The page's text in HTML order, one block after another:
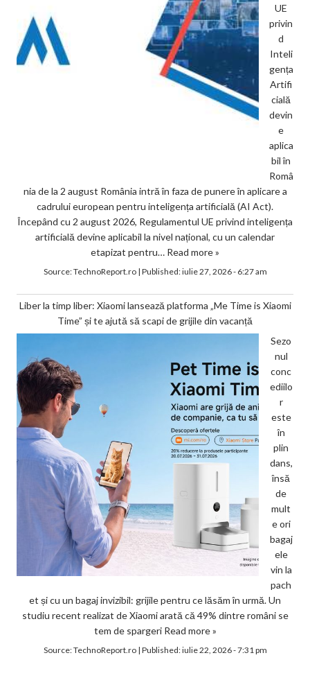
UE
privin
d
Inteli
gența
Artifi
cială
devin
e
aplica
bil în
Româ
nia de la 2 august România intră în faza de punere în aplicare a
cadrului european pentru inteligența artificială (AI Act).
Începând cu 2 august 2026, Regulamentul UE privind inteligența
artificială devine aplicabil la nivel național, cu un calendar
etapizat pentru… Read more »
Source:TechnoReport.ro| Published:iulie 27, 2026 - 6:27 am
Liber la timp liber: Xiaomi lansează platforma „Me Time is Xiaomi
Time” și te ajută să scapi de grijile din vacanță
Sezo
nul
conc
ediilo
r
este
în
plin
dans,
însă
de
mult
e ori
bagaj
ele
vin la
pach
et și cu un bagaj invizibil: grijile pentru ce lăsăm în urmă. Un
studiu recent realizat de Xiaomi arată că 49% dintre români se
tem de spargeri Read more »
Source:TechnoReport.ro| Published:iulie 22, 2026 - 7:31 pm